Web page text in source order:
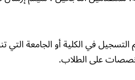
في الكلية أو الجامعة التي
على الطلاب.